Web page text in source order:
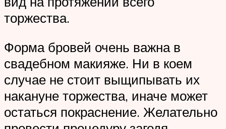
торжества.
Форма бровей очень важна в
свадебном макияже. Ни в коем
случае не стоит выщипывать их
накануне торжества, иначе может
остаться покраснение. Желательно